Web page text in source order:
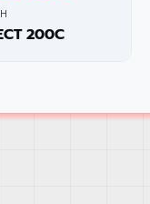
200C